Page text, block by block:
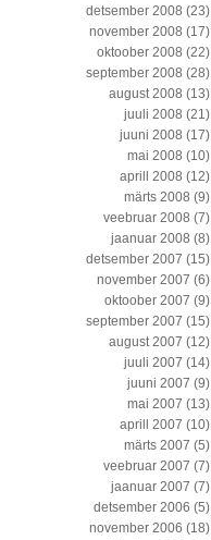
detsember 2008 (23)
november 2008 (17)
oktoober 2008 (22)
september 2008 (28)
august 2008 (13)
juuli 2008 (21)
juuni 2008 (17)
mai 2008 (10)
aprill 2008 (12)
märts 2008 (9)
veebruar 2008 (7)
jaanuar 2008 (8)
detsember 2007 (15)
november 2007 (6)
oktoober 2007 (9)
september 2007 (15)
august 2007 (12)
juuli 2007 (14)
juuni 2007 (9)
mai 2007 (13)
aprill 2007 (10)
märts 2007 (5)
veebruar 2007 (7)
jaanuar 2007 (7)
detsember 2006 (5)
november 2006 (18)